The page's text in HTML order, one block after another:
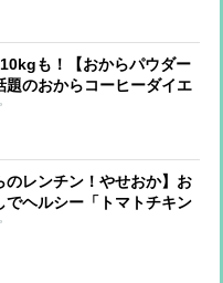
も！【おからパウダー
題のおからコーヒーダイエ
シーレシピまで
のレンチン！やせおか】お
でヘルシー「トマトチキン
ピ